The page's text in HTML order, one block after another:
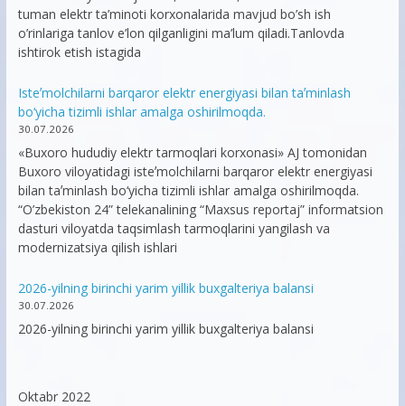
tuman elektr ta’minoti korxonalarida mavjud bo’sh ish
o’rinlariga tanlov e’lon qilganligini ma’lum qiladi.Tanlovda
ishtirok etish istagida
Isteʼmolchilarni barqaror elektr energiyasi bilan taʼminlash
bo‘yicha tizimli ishlar amalga oshirilmoqda.
30.07.2026
«Buxoro hududiy elektr tarmoqlari korxonasi» AJ tomonidan
Buxoro viloyatidagi isteʼmolchilarni barqaror elektr energiyasi
bilan taʼminlash bo‘yicha tizimli ishlar amalga oshirilmoqda.
“O’zbekiston 24” telekanalining “Maxsus reportaj” informatsion
dasturi viloyatda taqsimlash tarmoqlarini yangilash va
modernizatsiya qilish ishlari
2026-yilning birinchi yarim yillik buxgalteriya balansi
30.07.2026
2026-yilning birinchi yarim yillik buxgalteriya balansi
Oktabr 2022